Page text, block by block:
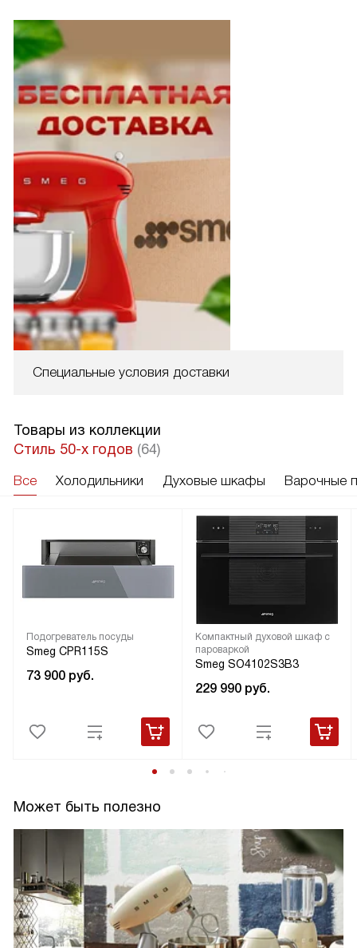
Специальные условия доставки
Товары из коллекции
Стиль 50-х годов (64)
Все Холодильники Духовые шкафы Варочные
Подогреватель посуды
Smeg CPR115S
73 900 руб.
Компактный духовой шкаф с
пароваркой
Smeg SO4102S3B3
229 990 руб.
Может быть полезно